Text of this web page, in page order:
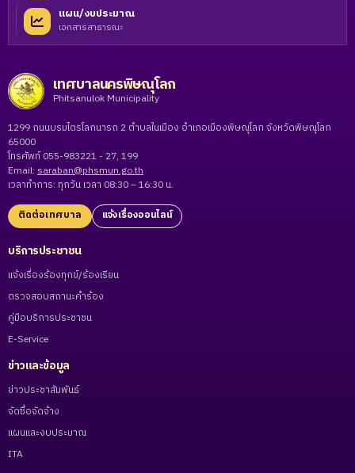
แผน/งบประมาณ
เอกสารสาธารณะ
เทศบาลนครพิษณุโลก
Phitsanulok Municipality
1299 ถนนบรมไตรโลกนารถ 2 ตำบลในเมือง อำเภอเมืองพิษณุโลก จังหวัดพิษณุโลก
65000
โทรศัพท์ 055-983221 - 27, 199
Email: saraban@phsmun.go.th
เวลาทำการ: ทุกวัน เวลา 08:30 – 16:30 น.
ติดต่อเทศบาล แจ้งเรื่องออนไลน์
บริการประชาชน
แจ้งเรื่องร้องทุกข์/ร้องเรียน
ตรวจสอบสถานะคำร้อง
คู่มือบริการประชาชน
E-Service
ข่าวและข้อมูล
ข่าวประชาสัมพันธ์
จัดซื้อจัดจ้าง
แผนและงบประมาณ
ITA